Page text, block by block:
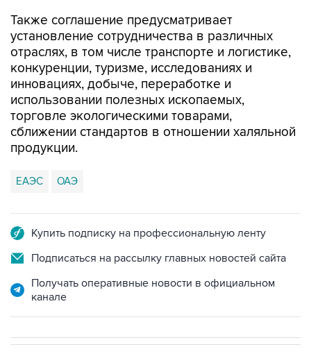
Также соглашение предусматривает
установление сотрудничества в различных
отраслях, в том числе транспорте и логистике,
конкуренции, туризме, исследованиях и
инновациях, добыче, переработке и
использовании полезных ископаемых,
торговле экологическими товарами,
сближении стандартов в отношении халяльной
продукции.
ЕАЭС ОАЭ
Купить подписку на профессиональную ленту
Подписаться на рассылку главных новостей сайта
Получать оперативные новости в официальном
канале